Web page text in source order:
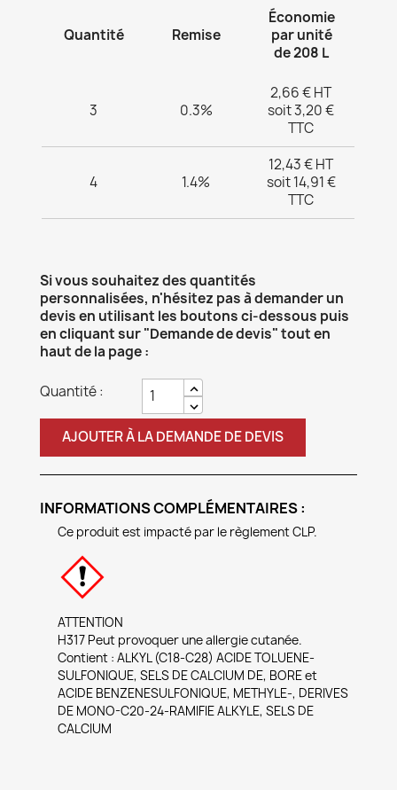
Quantité Remise
Économie
par unité
de 208 L
3 0.3%
2,66 € HT
soit 3,20 €
TTC
4 1.4%
12,43 € HT
soit 14,91 €
TTC
Si vous souhaitez des quantités
personnalisées, n'hésitez pas à demander un
devis en utilisant les boutons ci-dessous puis
en cliquant sur "Demande de devis" tout en
haut de la page :
Quantité :
AJOUTER À LA DEMANDE DE DEVIS
INFORMATIONS COMPLÉMENTAIRES :
Ce produit est impacté par le règlement CLP.
ATTENTION
H317 Peut provoquer une allergie cutanée.
Contient : ALKYL (C18-C28) ACIDE TOLUENE-
SULFONIQUE, SELS DE CALCIUM DE, BORE et
ACIDE BENZENESULFONIQUE, METHYLE-, DERIVES
DE MONO-C20-24-RAMIFIE ALKYLE, SELS DE
CALCIUM